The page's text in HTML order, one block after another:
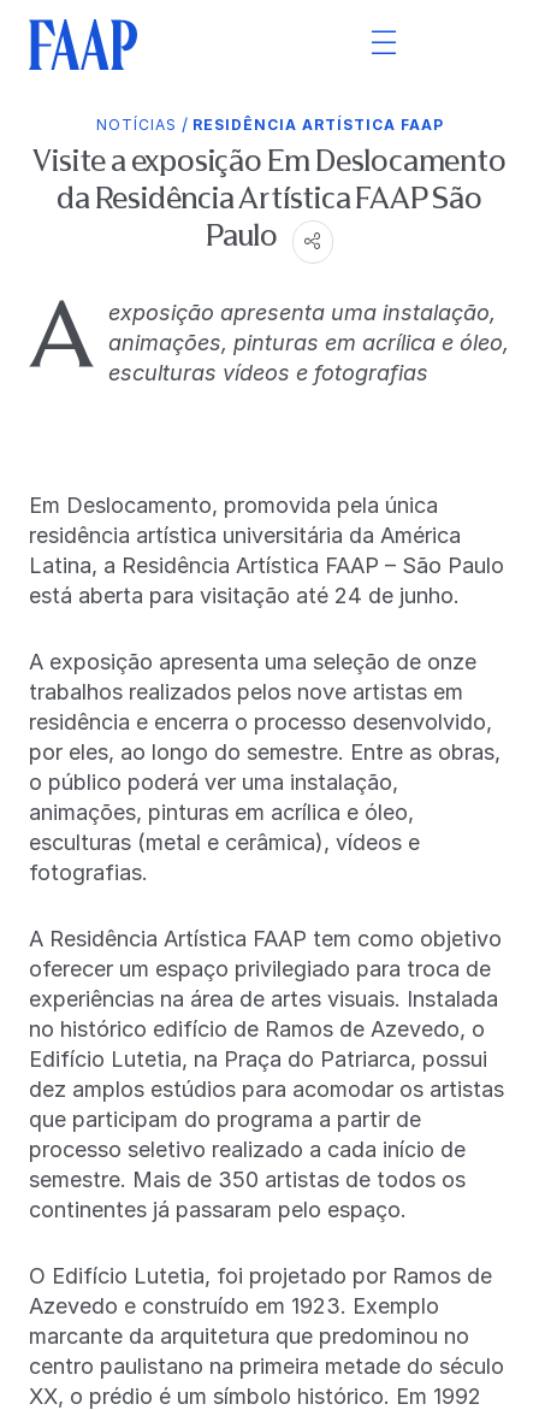
NOTÍCIAS / RESIDÊNCIA ARTÍSTICA FAAP
Visite a exposição Em Deslocamento
da Residência Artística FAAP São
Paulo
A exposição apresenta uma instalação,
animações, pinturas em acrílica e óleo,
esculturas vídeos e fotografias
Em Deslocamento, promovida pela única
residência artística universitária da América
Latina, a Residência Artística FAAP – São Paulo
está aberta para visitação até 24 de junho.
A exposição apresenta uma seleção de onze
trabalhos realizados pelos nove artistas em
residência e encerra o processo desenvolvido,
por eles, ao longo do semestre. Entre as obras,
o público poderá ver uma instalação,
animações, pinturas em acrílica e óleo,
esculturas (metal e cerâmica), vídeos e
fotografias.
A Residência Artística FAAP tem como objetivo
oferecer um espaço privilegiado para troca de
experiências na área de artes visuais. Instalada
no histórico edifício de Ramos de Azevedo, o
Edifício Lutetia, na Praça do Patriarca, possui
dez amplos estúdios para acomodar os artistas
que participam do programa a partir de
processo seletivo realizado a cada início de
semestre. Mais de 350 artistas de todos os
continentes já passaram pelo espaço.
O Edifício Lutetia, foi projetado por Ramos de
Azevedo e construído em 1923. Exemplo
marcante da arquitetura que predominou no
centro paulistano na primeira metade do século
XX, o prédio é um símbolo histórico. Em 1992